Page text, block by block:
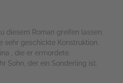
diesem Roman greifen lassen.
sehr geschickte Konstruktion.
, die er ermordete.
Sohn, der ein Sonderling ist.